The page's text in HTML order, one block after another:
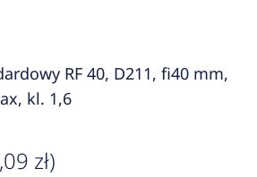
RF 40, D211, fi40 mm,
kl. 1,6
zł)